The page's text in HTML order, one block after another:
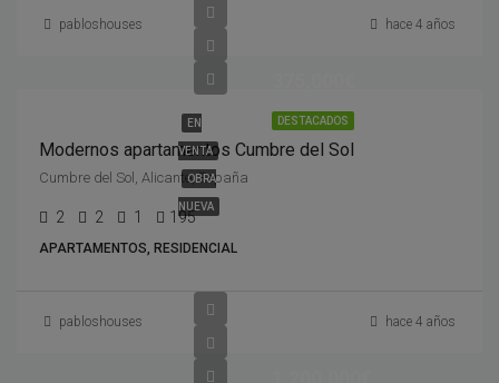
pabloshouses hace 4 años
DESTACADOS
EN
VENTA
OBRA
NUEVA
Modernos apartamentos Cumbre del Sol
Cumbre del Sol, Alicante, España
2 2 1 195
APARTAMENTOS, RESIDENCIAL
pabloshouses hace 4 años